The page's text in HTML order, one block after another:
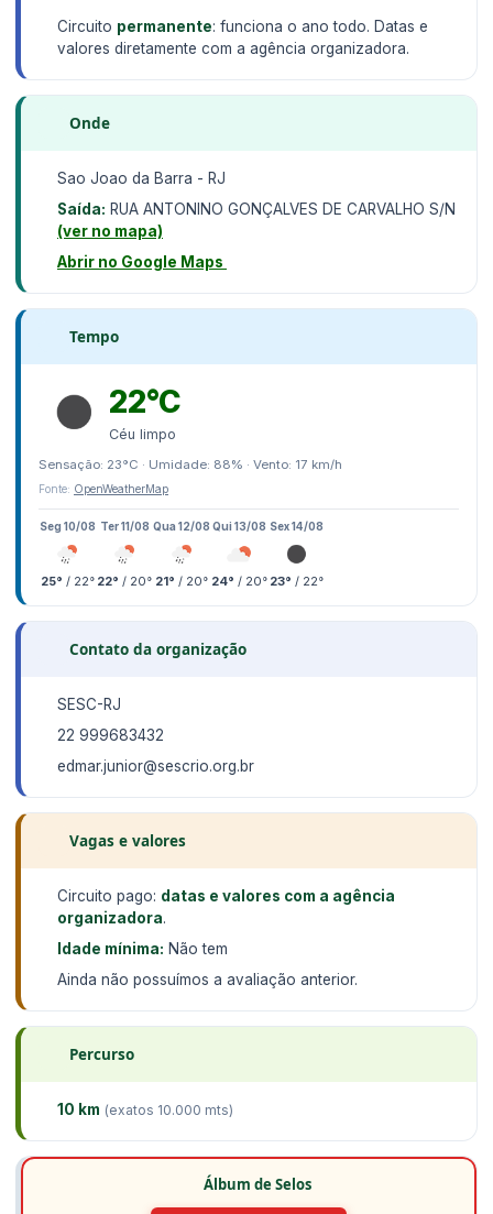
Circuito permanente: funciona o ano todo. Datas e
valores diretamente com a agência organizadora.
Onde
Sao Joao da Barra - RJ
Saída: RUA ANTONINO GONÇALVES DE CARVALHO S/N
(ver no mapa)
Abrir no Google Maps
Tempo
22°C
Céu limpo
Sensação: 23°C · Umidade: 88% · Vento: 17 km/h
Fonte: OpenWeatherMap
Seg 10/08
25° / 22°
Ter 11/08
22° / 20°
Qua 12/08
21° / 20°
Qui 13/08
24° / 20°
Sex 14/08
23° / 22°
Contato da organização
SESC-RJ
22 999683432
edmar.junior@sescrio.org.br
Vagas e valores
Circuito pago: datas e valores com a agência
organizadora.
Idade mínima: Não tem
Ainda não possuímos a avaliação anterior.
Percurso
10 km (exatos 10.000 mts)
Álbum de Selos